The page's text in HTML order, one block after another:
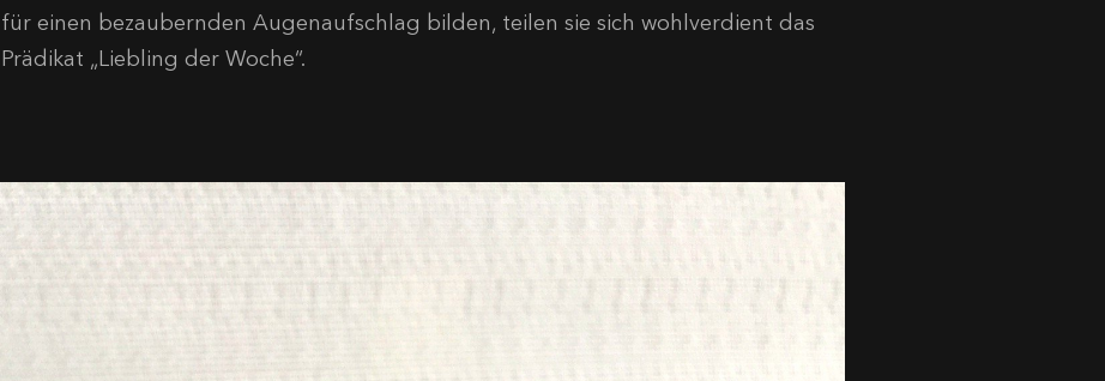
für einen bezaubernden Augenaufschlag bilden, teilen sie sich wohlverdient das
Prädikat „Liebling der Woche“.